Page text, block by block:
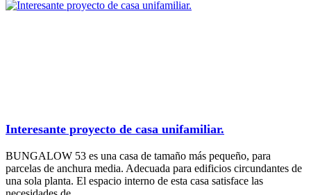
Interesante proyecto de casa unifamiliar.
BUNGALOW 53 es una casa de tamaño más pequeño, para
parcelas de anchura media. Adecuada para edificios circundantes de
una sola planta. El espacio interno de esta casa satisface las